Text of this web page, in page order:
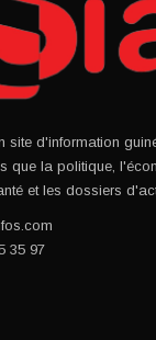
site d'information
que la politique,
et les dossiers
35 97